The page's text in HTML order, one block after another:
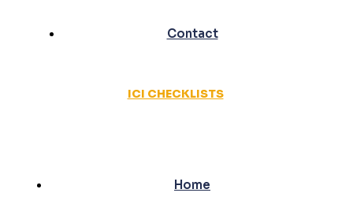
Contact
ICI CHECKLISTS
Home